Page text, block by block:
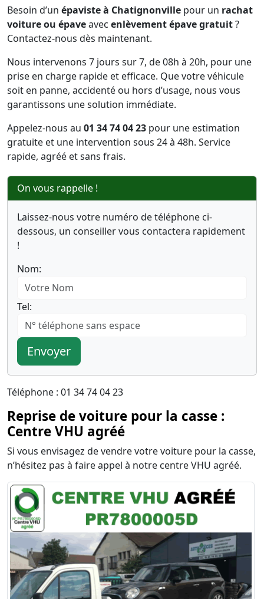
Besoin d’un épaviste à Chatignonville pour un rachat
voiture ou épaveavec enlèvement épave gratuit?
Contactez-nous dès maintenant.
Nous intervenons 7 jours sur 7, de 08h à 20h, pour une
prise en charge rapide et efficace. Que votre véhicule
soit en panne, accidenté ou hors d’usage, nous vous
garantissons une solution immédiate.
Appelez-nous au 01 34 74 04 23 pour une estimation
gratuite et une intervention sous 24 à 48h. Service
rapide, agréé et sans frais.
On vous rappelle !
Laissez-nous votre numéro de téléphone ci-
dessous, un conseiller vous contactera rapidement
!
Nom:
Tel:
Envoyer
Téléphone : 01 34 74 04 23
Reprise de voiture pour la casse :
Centre VHU agréé
Si vous envisagez de vendre votre voiture pour la casse,
n’hésitez pas à faire appel à notre centre VHU agréé.